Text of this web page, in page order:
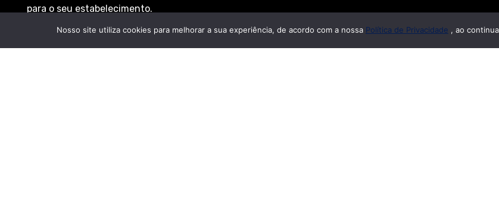
para o seu estabelecimento.
Atendimento:
Nosso site utiliza cookies para melhorar a sua experiência, de acordo com a nossa Política de Privacidade , ao